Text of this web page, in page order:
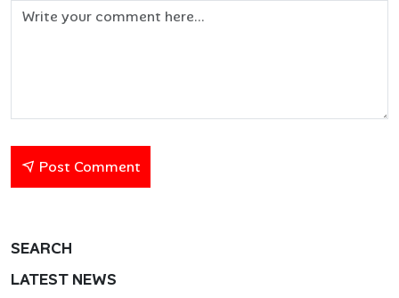
Post Comment
SEARCH
LATEST NEWS